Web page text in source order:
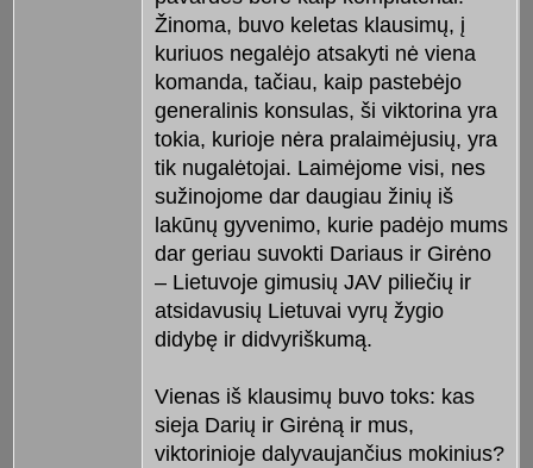
Žinoma, buvo keletas klausimų, į
kuriuos negalėjo atsakyti nė viena
komanda, tačiau, kaip pastebėjo
generalinis konsulas, ši viktorina yra
tokia, kurioje nėra pralaimėjusių, yra
tik nugalėtojai. Laimėjome visi, nes
sužinojome dar daugiau žinių iš
lakūnų gyvenimo, kurie padėjo mums
dar geriau suvokti Dariaus ir Girėno
– Lietuvoje gimusių JAV piliečių ir
atsidavusių Lietuvai vyrų žygio
didybę ir didvyriškumą.
Vienas iš klausimų buvo toks: kas
sieja Darių ir Girėną ir mus,
viktorinioje dalyvaujančius mokinius?